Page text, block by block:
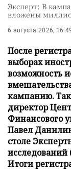
Эксперт: В
вложены
6 августа 2026,
После
выборах
возможность
кампанию.
директор
Финансового
Павел
столе
исследований
Итоги